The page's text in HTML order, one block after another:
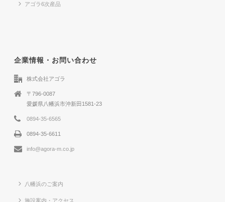
アゴラ6次産品
企業情報・お問い合わせ
株式会社アゴラ
〒796-0087
愛媛県八幡浜市沖新田1581-23
0894-35-6565
0894-35-6611
info@agora-m.co.jp
八幡浜のご案内
施設案内・アクセス